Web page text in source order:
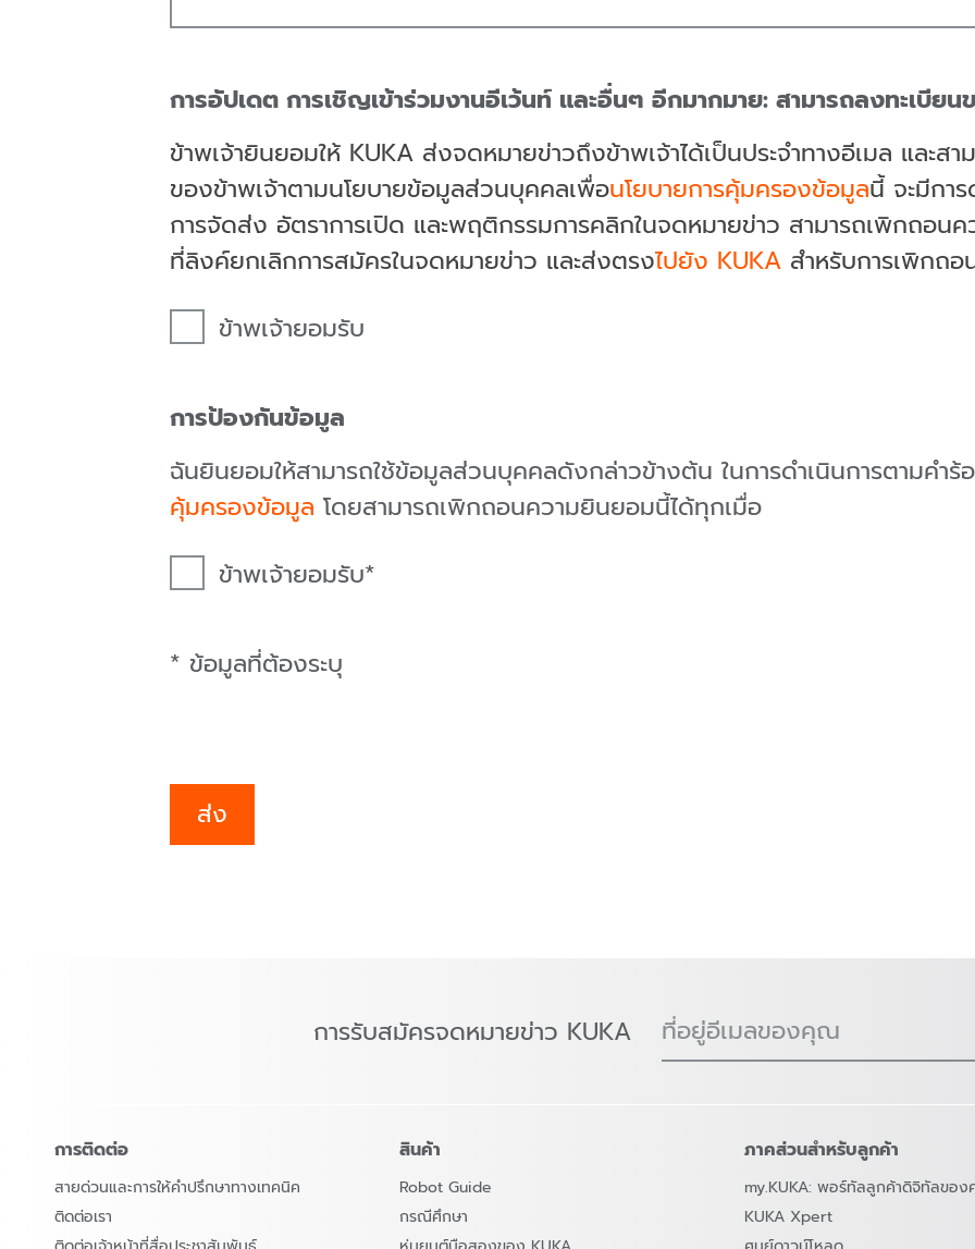
การอัปเดต การเชิญเข้าร่วมงานอีเว้นท์ และอื่นๆ อีกมากมาย: สามารถลงทะเบีย
ข้าพเจ้ายินยอมให้ KUKA ส่งจดหมายข่าวถึงข้าพเจ้าได้เป็นประจำทางอีเมล และ
ของข้าพเจ้าตามนโยบายข้อมูลส่วนบุคคลเพื่อนโยบายการคุ้มครองข้อมูลนี้ จะมีกา
การจัดส่ง อัตราการเปิด และพฤติกรรมการคลิกในจดหมายข่าว สามารถเพิกถอน
ที่ลิงค์ยกเลิกการสมัครในจดหมายข่าว และส่งตรงไปยัง KUKAสำหรับการเพิกถอ
ข้าพเจ้ายอมรับ
การป้องกันข้อมูล
ฉันยินยอมให้สามารถใช้ข้อมูลส่วนบุคคลดังกล่าวข้างต้น ในการดำเนินการตามคำ
คุ้มครองข้อมูล โดยสามารถเพิกถอนความยินยอมนี้ได้ทุกเมื่อ
ข้าพเจ้ายอมรับ
* ข้อมูลที่ต้องระบุ
ส่ง
การรับสมัครจดหมายข่าว KUKA ที่อยู่อีเมลของคุณ
การติดต่อ
สายด่วนและการให้คำปรึกษาทางเทคนิค
ติดต่อเรา
สินค้า
Robot Guide
กรณีศึกษา
ภาคส่วนสำหรับลูกค้า
my.KUKA: พอร์ทัลลูกค้าดิจิทัลขอ
KUKA Xpert